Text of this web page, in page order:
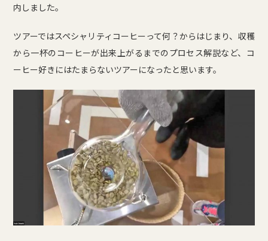
内しました。
ツアーではスペシャリティコーヒーって何？からはじまり、収穫
から一杯のコーヒーが出来上がるまでのプロセス解説など、コ
ーヒー好きにはたまらないツアーになったと思います。